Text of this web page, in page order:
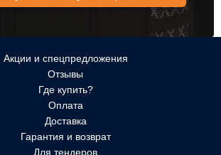
Акции и спецпредложения
Отзывы
Где купить?
Оплата
Доставка
Гарантия и возврат
Для тендеров